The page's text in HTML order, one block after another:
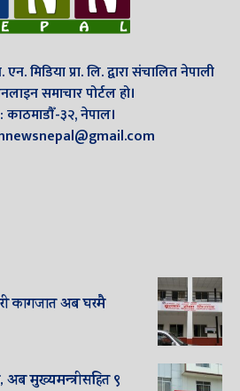
मिडिया प्रा. लि. द्वारा संचालित नेपाली
समाचार पोर्टल हो।
काठमाडौँ-३२, नेपाल।
कागजात अब घरमै
अब मुख्यमन्त्रीसहित ९